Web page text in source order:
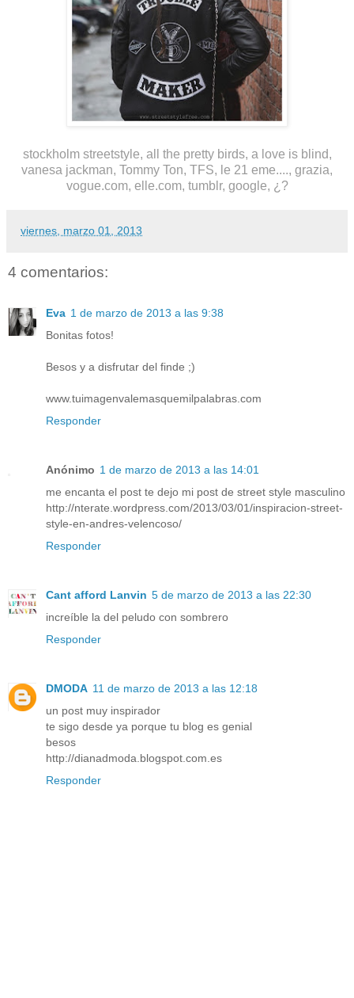
stockholm streetstyle, all the pretty birds, a love is blind,
vanesa jackman, Tommy Ton, TFS, le 21 eme...., grazia,
vogue.com, elle.com, tumblr, google, ¿?
viernes, marzo 01, 2013
4 comentarios:
Eva 1 de marzo de 2013 a las 9:38
Bonitas fotos!
Besos y a disfrutar del finde ;)
www.tuimagenvalemasquemilpalabras.com
Responder
Anónimo 1 de marzo de 2013 a las 14:01
me encanta el post te dejo mi post de street style masculino
http://nterate.wordpress.com/2013/03/01/inspiracion-street-
style-en-andres-velencoso/
Responder
Cant afford Lanvin 5 de marzo de 2013 a las 22:30
increíble la del peludo con sombrero
Responder
DMODA 11 de marzo de 2013 a las 12:18
un post muy inspirador
te sigo desde ya porque tu blog es genial
besos
http://dianadmoda.blogspot.com.es
Responder